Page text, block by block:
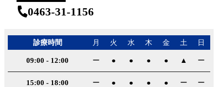
0463-31-1156
診療時間 月 火 水 木 金 土 日
09:00 - 12:00 ー ● ● ● ● ▲ ー
15:00 - 18:00 ー ● ● ● ● ー ー